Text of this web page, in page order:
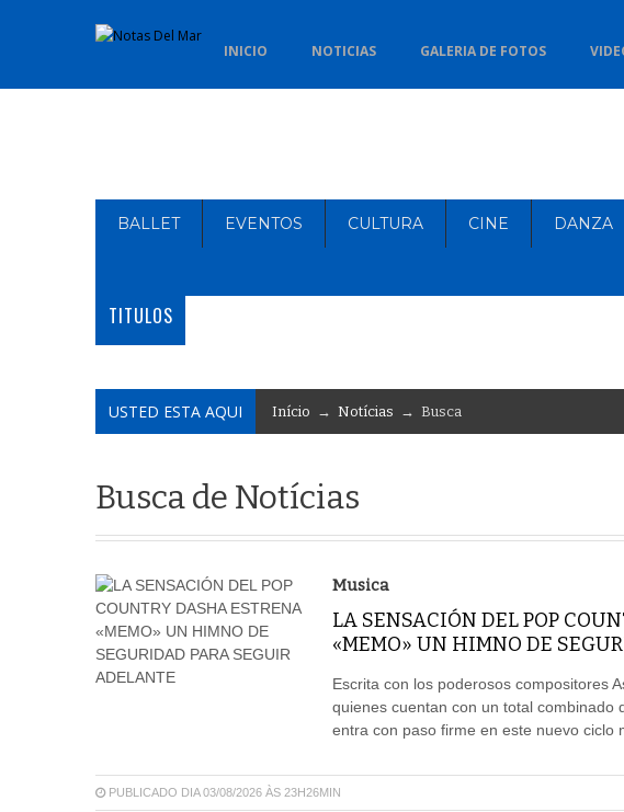
INICIO NOTICIAS GALERIA DE FOTOS
BALLET EVENTOS CULTURA CINE DANZA
TITULOS
USTED ESTA AQUI Início → Notícias → Busca
Busca de Notícias
Musica
LA SENSACIÓN DEL POP
«MEMO» UN HIMNO DE
Escrita con los poderosos compositores
quienes cuentan con un total combinado
entra con paso firme en este nuevo ciclo
PUBLICADO DIA 03/08/2026 ÀS 23H26MIN